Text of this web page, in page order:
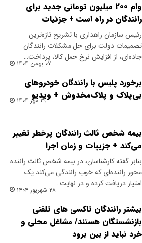
وام ۲۰۰ میلیون تومانی جدید برای
رانندگان در راه است + جزئیات
رئیس سازمان راهداری با تشریح تازه‌ترین
تصمیمات دولت برای حل مشکلات رانندگان
جاده‌ای، از افزایش نرخ حمل کالا، پرداخت…
۰۷ بهمن ۱۴۰۴
برخورد پلیس با رانندگان خودروهای
بی‌پلاک و پلاک‌مخدوش + ویدیو
۲۹ مهر ۱۴۰۴
بیمه شخص ثالث رانندگان پرخطر تغییر
می‌کند + جزییات و زمان اجرا
بنابر گفته کارشناسان، در بیمه شخص ثالث راننده
محور راننده‌ای که خوب رانندگی می‌کند یک
امتیاز دریافت کرده و در نهایت…
۲۸ شهریور ۱۴۰۴
بیشتر رانندگان تاکسی های تلفنی
بازنشستگان هستند/ مشاغل محلی و
خرد نباید از بین برود